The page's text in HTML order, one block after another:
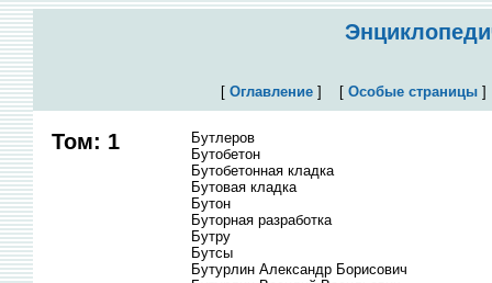
[ Оглавление] [ Особые страницы
Том: 1
Бутлеров
Бутобетон
Бутобетонная кладка
Бутовая кладка
Бутон
Буторная разработка
Бутру
Бутсы
Бутурлин Александр Борисович